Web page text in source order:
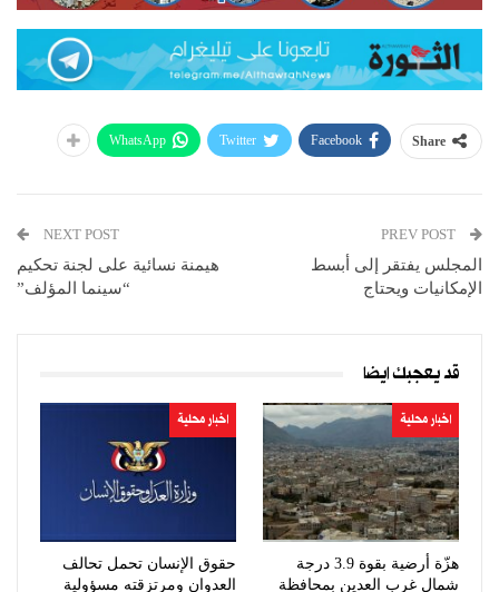
Share
Facebook
Twitter
WhatsApp
المجلس يفتقر إلى أبسط
الإمكانيات ويحتاج
NEXT POST
هيمنة نسائية على لجنة تحكيم
“سينما المؤلف”
قد يعجبك ايضا
اخبار محلية
هزّة أرضية بقوة 3.9 درجة
شمال غرب العدين بمحافظة
اخبار محلية
حقوق الإنسان تحمل تحالف
العدوان ومرتزقته مسؤولية